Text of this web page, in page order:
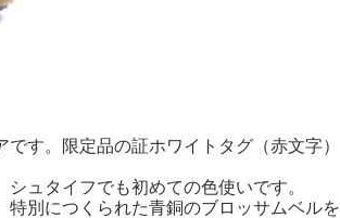
す。限定品の証ホワイトタグ（赤文字）
ュタイフでも初めての色使いです。
別につくられた青銅のブロッサムベルを